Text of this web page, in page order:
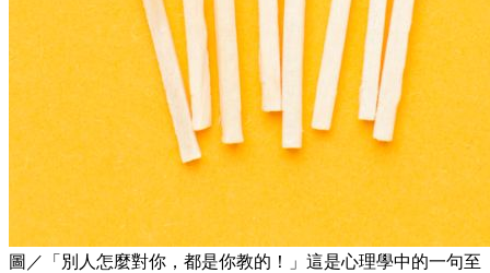
圖／「別人怎麼對你，都是你教的！」這是心理學中的一句至